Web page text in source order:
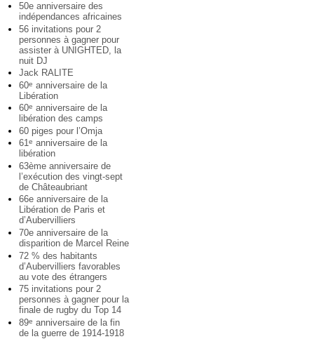
50e anniversaire des
indépendances africaines
56 invitations pour 2
personnes à gagner pour
assister à UNIGHTED, la
nuit DJ
Jack RALITE
60e anniversaire de la
Libération
60e anniversaire de la
libération des camps
60 piges pour l’Omja
61e anniversaire de la
libération
63ème anniversaire de
l’exécution des vingt-sept
de Châteaubriant
66e anniversaire de la
Libération de Paris et
d’Aubervilliers
70e anniversaire de la
disparition de Marcel Reine
72 % des habitants
d’Aubervilliers favorables
au vote des étrangers
75 invitations pour 2
personnes à gagner pour la
finale de rugby du Top 14
89e anniversaire de la fin
de la guerre de 1914-1918